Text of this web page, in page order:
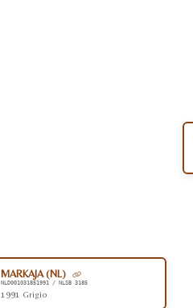
MARKAJA (NL)
NLD001031851991 / NLSB 3185
1991 Grigio